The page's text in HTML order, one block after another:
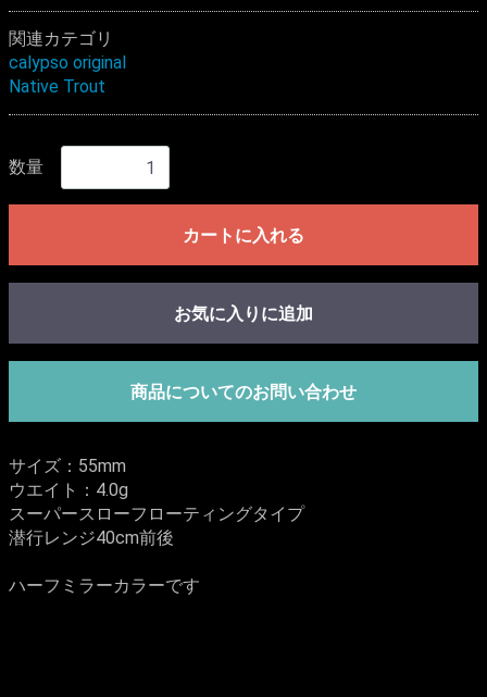
関連カテゴリ
calypso original
Native Trout
数量
カートに入れる
お気に入りに追加
商品についてのお問い合わせ
サイズ：55mm
ウエイト：4.0g
スーパースローフローティングタイプ
潜行レンジ40cm前後
ハーフミラーカラーです